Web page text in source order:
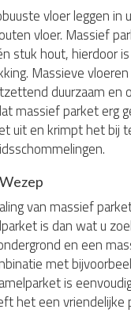
vloer leggen in
vloer. Massief
stuk hout, hierdoor
Massieve
duurzaam en
massief parket erg
uit en krimpt het bij
van massief
is dan wat u
en een
met
is
het een vriendelijke